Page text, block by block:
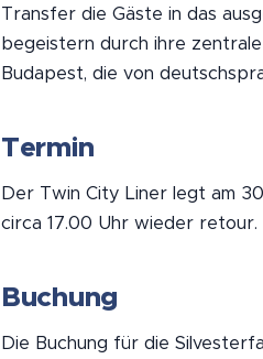
Transfer die Gäste in das
begeistern durch ihre
Budapest, die von
Termin
Der Twin City Liner legt am
circa 17.00 Uhr wieder retour.
Buchung
Die Buchung für die